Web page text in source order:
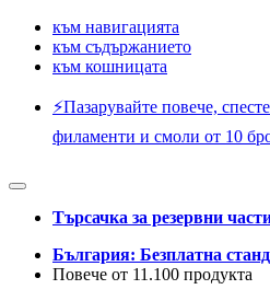
към навигацията
към съдържанието
към кошницата
⚡️Пазарувайте повече,
филаменти и смоли от 10
Търсачка за резервни
България: Безплатна
Повече от 11.100 продукта